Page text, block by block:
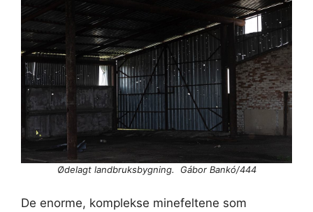
Ødelagt landbruksbygning. Gábor Bankó/444
De enorme, komplekse minefeltene som